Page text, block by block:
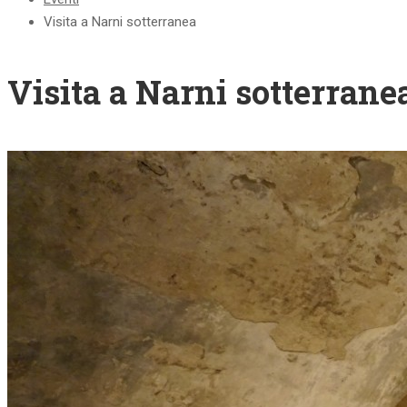
Visita a Narni sotterranea
Visita a Narni